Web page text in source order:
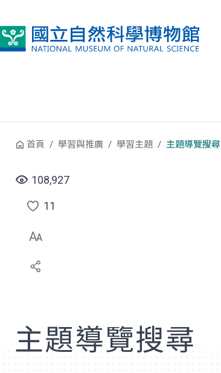
首頁 學習與推廣 學習主題 主題導覽搜尋
108,927
點
選
喜
11
主題導覽搜尋